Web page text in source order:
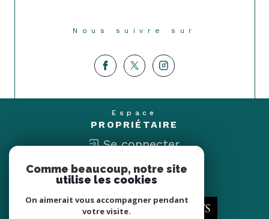
Nous suivre sur
Espace
PROPRIÉTAIRE
Se connecter
Nous
ADHÉRONS
Comme beaucoup, notre site
utilise les cookies
On aimerait vous accompagner pendant
votre visite.